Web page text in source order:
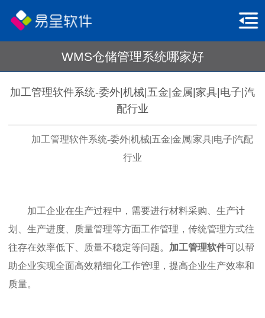
WMS仓储管理系统哪家好
加工管理软件系统-委外|机械|五金|金属|家具|电子|汽
配行业
加工管理软件系统-委外|机械|五金|金属|家具|电子|汽配
行业
加工企业在生产过程中，需要进行材料采购、生产计
划、生产进度、质量管理等方面工作管理，传统管理方式往
往存在效率低下、质量不稳定等问题。 加工管理软件可以帮
助企业实现全面高效精细化工作管理，提高企业生产效率和
质量。